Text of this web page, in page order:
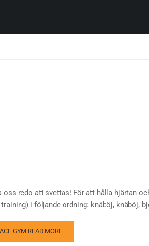
oss redo att svettas! För att hålla hjärtan
i följande ordning: knäböj, knäböj,
GYM READ MORE